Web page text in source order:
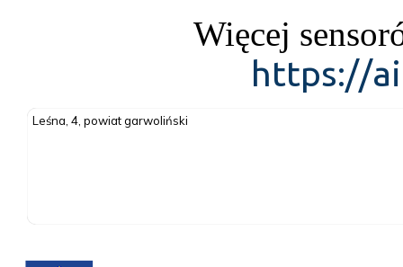
Więcej
https://